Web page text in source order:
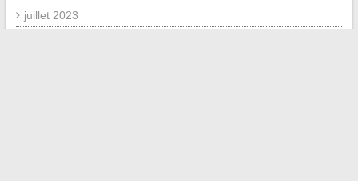
juillet 2023